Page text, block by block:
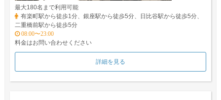
最大180名まで利用可能
有楽町駅から徒歩1分、銀座駅から徒歩5分、日比谷駅から徒歩5分、
二重橋前駅から徒歩5分
08:00〜23:00
料金はお問い合わせください
詳細を見る